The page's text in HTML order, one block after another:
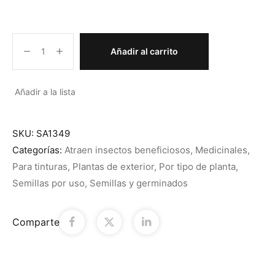
Añadir al carrito
Añadir a la lista
SKU: SA1349
Categorías: Atraen insectos beneficiosos, Medicinales,
Para tinturas, Plantas de exterior, Por tipo de planta,
Semillas por uso, Semillas y germinados
Comparte